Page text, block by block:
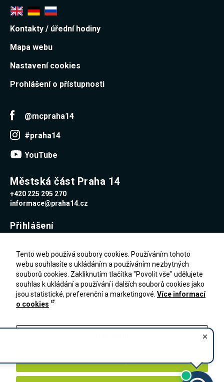
Kontakty / úřední hodiny
Mapa webu
Nastavení cookies
Prohlášení o přístupnosti
@mcpraha14
#praha14
YouTube
Městská část Praha 14
+420 225 295 270
informace@praha14.cz
Přihlášení
Heslo
Tento web používá soubory cookies. Používáním tohoto
webu souhlasíte s ukládáním a používáním nezbytných
souborů cookies. Zakliknutím tlačítka "Povolit vše" udělujete
souhlas k ukládání a používání i dalších souborů cookies jako
jsou statistické, preferenční a marketingové. Více informací
o cookies
Zakázat vše